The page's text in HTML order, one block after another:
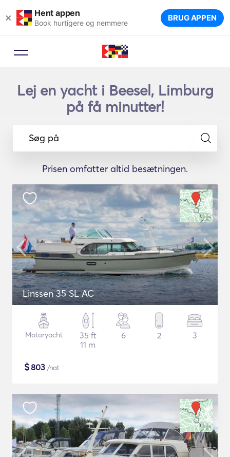
× Hent appen
Book hurtigere og nemmere BRUG APPEN
Lej en yacht i Beesel, Limburg
på få minutter!
Søg på
Prisen omfatter altid besætningen.
Linssen 35 SL AC
Motoryacht
35 ft
11 m
6 2 3
$803 /nat